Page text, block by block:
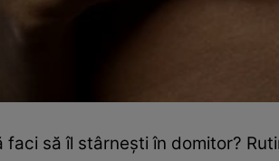
faci să îl stârneşti în domitor?